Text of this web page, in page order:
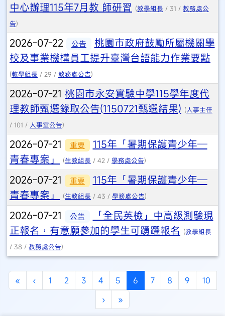
中心辦理115年7月教 師研習 (教學組長 / 31 / 教務處公
告)
2026-07-22 公告
桃園市政府鼓勵所屬機關學
校及事業機構員工提升臺灣台語能力作業要點
(教學組長 / 29 / 教務處公告)
2026-07-21 桃園市永安實驗中學115學年度代
理教師甄選錄取公告(1150721甄選結果) (人事主任
/ 101 / 人事室公告)
2026-07-21 重要
115年「暑期保護青少年─
青春專案」
(生教組長 / 42 / 學務處公告)
2026-07-21 重要
115年「暑期保護青少年─
青春專案」
(生教組長 / 43 / 學務處公告)
2026-07-21 公告
「全民英檢」中高級測驗現
正報名，有意願參加的學生可踴躍報名 (教學組長
/ 38 / 教務處公告)
«第一頁
‹上一頁
1 2 3 4 5 6(目前頁次)
7 8 9
10
›下一頁
»最後頁